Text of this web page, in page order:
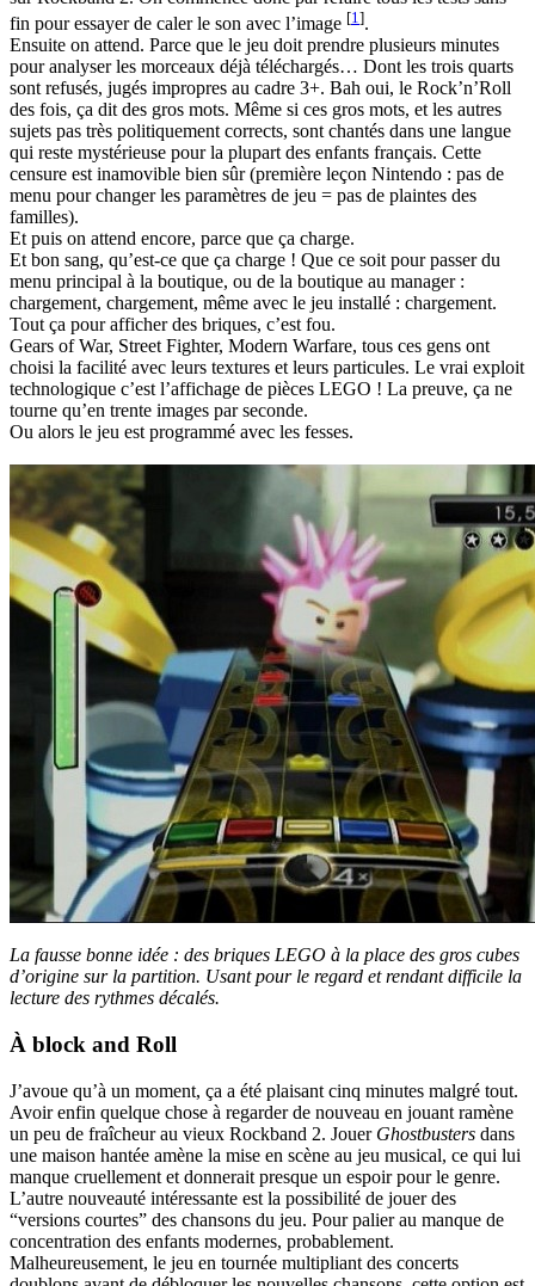
fin pour essayer de caler le son avec l’image [1].
Ensuite on attend. Parce que le jeu doit prendre plusieurs minutes
pour analyser les morceaux déjà téléchargés… Dont les trois quarts
sont refusés, jugés impropres au cadre 3+. Bah oui, le Rock’n’Roll
des fois, ça dit des gros mots. Même si ces gros mots, et les autres
sujets pas très politiquement corrects, sont chantés dans une langue
qui reste mystérieuse pour la plupart des enfants français. Cette
censure est inamovible bien sûr (première leçon Nintendo : pas de
menu pour changer les paramètres de jeu = pas de plaintes des
familles).
Et puis on attend encore, parce que ça charge.
Et bon sang, qu’est-ce que ça charge ! Que ce soit pour passer du
menu principal à la boutique, ou de la boutique au manager :
chargement, chargement, même avec le jeu installé : chargement.
Tout ça pour afficher des briques, c’est fou.
Gears of War, Street Fighter, Modern Warfare, tous ces gens ont
choisi la facilité avec leurs textures et leurs particules. Le vrai exploit
technologique c’est l’affichage de pièces LEGO ! La preuve, ça ne
tourne qu’en trente images par seconde.
Ou alors le jeu est programmé avec les fesses.
La fausse bonne idée : des briques LEGO à la place des gros cubes
d’origine sur la partition. Usant pour le regard et rendant difficile la
lecture des rythmes décalés.
À block and Roll
J’avoue qu’à un moment, ça a été plaisant cinq minutes malgré tout.
Avoir enfin quelque chose à regarder de nouveau en jouant ramène
un peu de fraîcheur au vieux Rockband 2. Jouer Ghostbusters dans
une maison hantée amène la mise en scène au jeu musical, ce qui lui
manque cruellement et donnerait presque un espoir pour le genre.
L’autre nouveauté intéressante est la possibilité de jouer des
“versions courtes” des chansons du jeu. Pour palier au manque de
concentration des enfants modernes, probablement.
Malheureusement, le jeu en tournée multipliant des concerts